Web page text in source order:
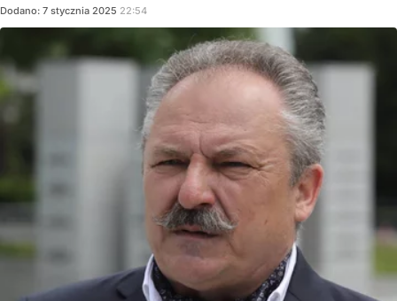
Dodano: 7 stycznia 2025 22:54